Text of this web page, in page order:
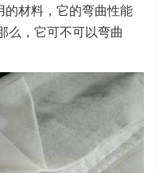
的材料，它的弯曲性能
么，它可不可以弯曲